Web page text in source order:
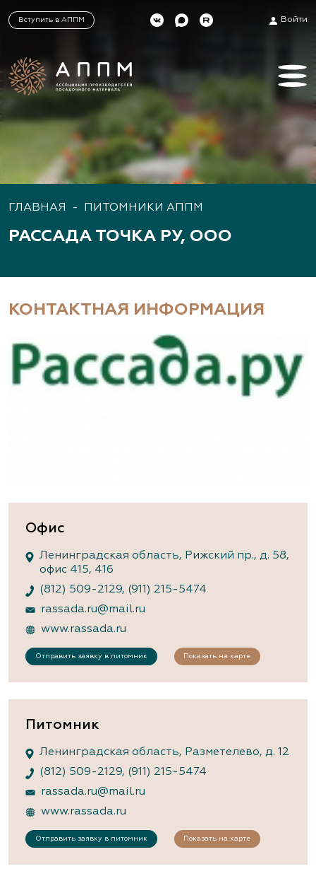
Вступить в АППМ Войти
ГЛАВНАЯ - ПИТОМНИКИ АППМ
РАССАДА ТОЧКА РУ, ООО
КОНТАКТНАЯ ИНФОРМАЦИЯ
Офис
Ленинградская область, Рижский пр., д. 58,
офис 415, 416
(812) 509-2129, (911) 215-5474
rassada.ru@mail.ru
www.rassada.ru
Отправить заявку в питомник Показать на карте
Питомник
Ленинградская область, Разметелево, д. 12
(812) 509-2129, (911) 215-5474
rassada.ru@mail.ru
www.rassada.ru
Отправить заявку в питомник Показать на карте